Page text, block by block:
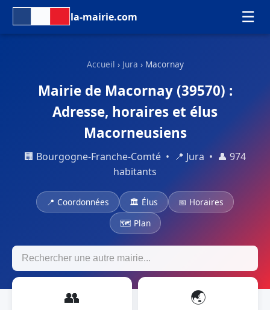
la-mairie.com ☰
Accueil › Jura › Macornay
Mairie de Macornay (39570) :
Adresse, horaires et élus
Macorneusiens
🏢 Bourgogne-Franche-Comté • 📍 Jura • 👤 974
habitants
📍 Coordonnées 🏛 Élus
📅 Horaires
🗺 Plan
👥 🌏